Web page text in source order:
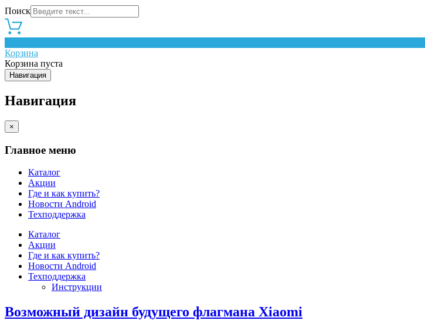
Поиск
Корзина
Корзина пуста
Навигация
Навигация
×
Главное меню
Каталог
Акции
Где и как купить?
Новости Android
Техподдержка
Каталог
Акции
Где и как купить?
Новости Android
Техподдержка
Инструкции
Возможный дизайн будущего флагмана Xiaomi